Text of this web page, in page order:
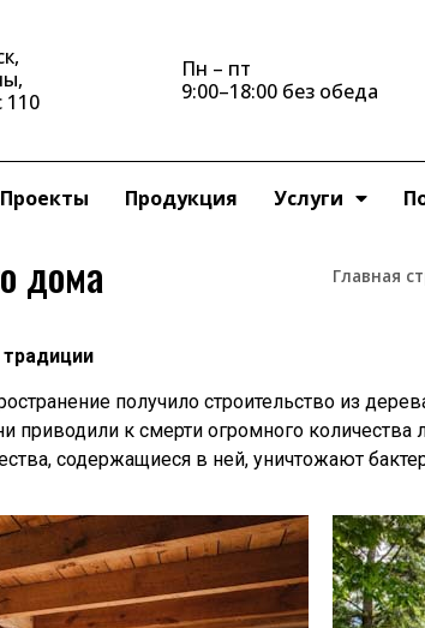
110
Пн – пт
9:00–18:00 без обеда
Проекты Продукция Услуги
дома Главная
получило строительство из
приводили к смерти огромного
содержащиеся в ней, уничтожают